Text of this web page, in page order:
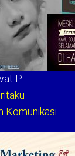
P…
Komunikasi